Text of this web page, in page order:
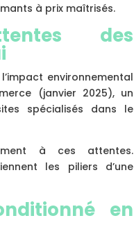
à prix maîtrisés.
des
environnemental
(janvier 2025), un
spécialisés dans le
à ces attentes.
les piliers d’une
en